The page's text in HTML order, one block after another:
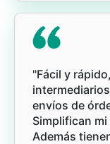
"Fácil y
envíos de
Simplifican
Además